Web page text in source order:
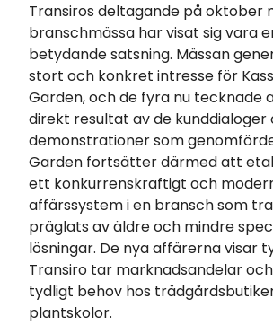
Transiros deltagande på oktober
branschmässa har visat sig vara
betydande satsning. Mässan
stort och konkret intresse för
Garden, och de fyra nu tecknade
direkt resultat av de kunddialoger
demonstrationer som
Garden fortsätter därmed att
ett konkurrenskraftigt och
affärssystem i en bransch som
präglats av äldre och mindre
lösningar. De nya affärerna visar
Transiro tar marknadsandelar
tydligt behov hos
plantskolor.